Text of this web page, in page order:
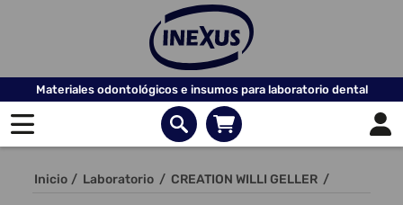
Materiales odontológicos e insumos para laboratorio dental
Inicio / Laboratorio / CREATION WILLI GELLER /